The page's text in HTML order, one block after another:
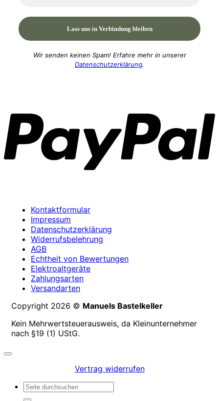
Wir senden keinen Spam! Erfahre mehr in unserer
Datenschutzerklärung.
Kontaktformular
Impressum
Datenschutzerklärung
Widerrufsbelehrung
AGB
Echtheit von Bewertungen
Elektroaltgeräte
Zahlungsarten
Versandarten
Copyright 2026 © Manuels Bastelkeller
Kein Mehrwertsteuerausweis, da Kleinunternehmer
nach §19 (1) UStG.
Vertrag widerrufen
Suchen
nach: